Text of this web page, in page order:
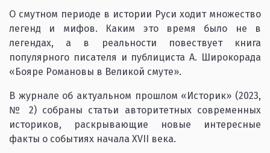
О смутном периоде в истории Руси ходит множество
легенд и мифов. Каким это время было не в
легендах, а в реальности повествует книга
популярного писателя и публициста А. Широкорада
«Бояре Романовы в Великой смуте».
В журнале об актуальном прошлом «Историк» (2023,
№ 2) собраны статьи авторитетных современных
историков, раскрывающие новые интересные
факты о событиях начала XVII века.